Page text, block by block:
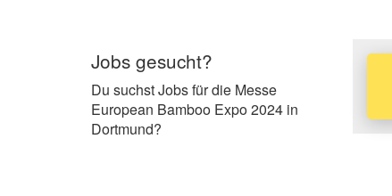
Jobs gesucht?
Du suchst Jobs für die Messe
European Bamboo Expo 2024 in
Dortmund?